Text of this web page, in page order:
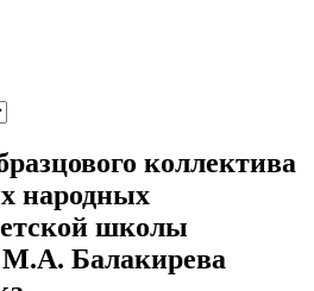
коллектива
народных
школы
М.А. Балакирева